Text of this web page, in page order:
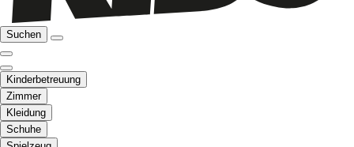
Suchen
Kinderbetreuung
Zimmer
Kleidung
Schuhe